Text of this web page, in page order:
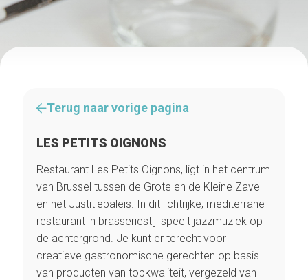
Terug naar vorige pagina
LES PETITS OIGNONS
Restaurant Les Petits Oignons, ligt in het centrum
van Brussel tussen de Grote en de Kleine Zavel
en het Justitiepaleis. In dit lichtrijke, mediterrane
restaurant in brasseriestijl speelt jazzmuziek op
de achtergrond. Je kunt er terecht voor
creatieve gastronomische gerechten op basis
van producten van topkwaliteit, vergezeld van